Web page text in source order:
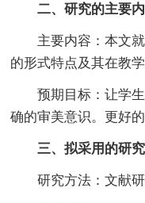
二、研究的主要
主要内容：本文
的形式特点及其在教
预期目标：让学
确的审美意识。更好
三、拟采用的研
研究方法：文献